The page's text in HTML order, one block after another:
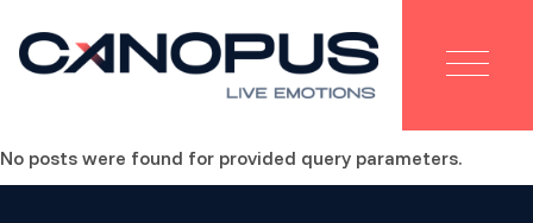
the
content
No posts were found for provided query parameters.